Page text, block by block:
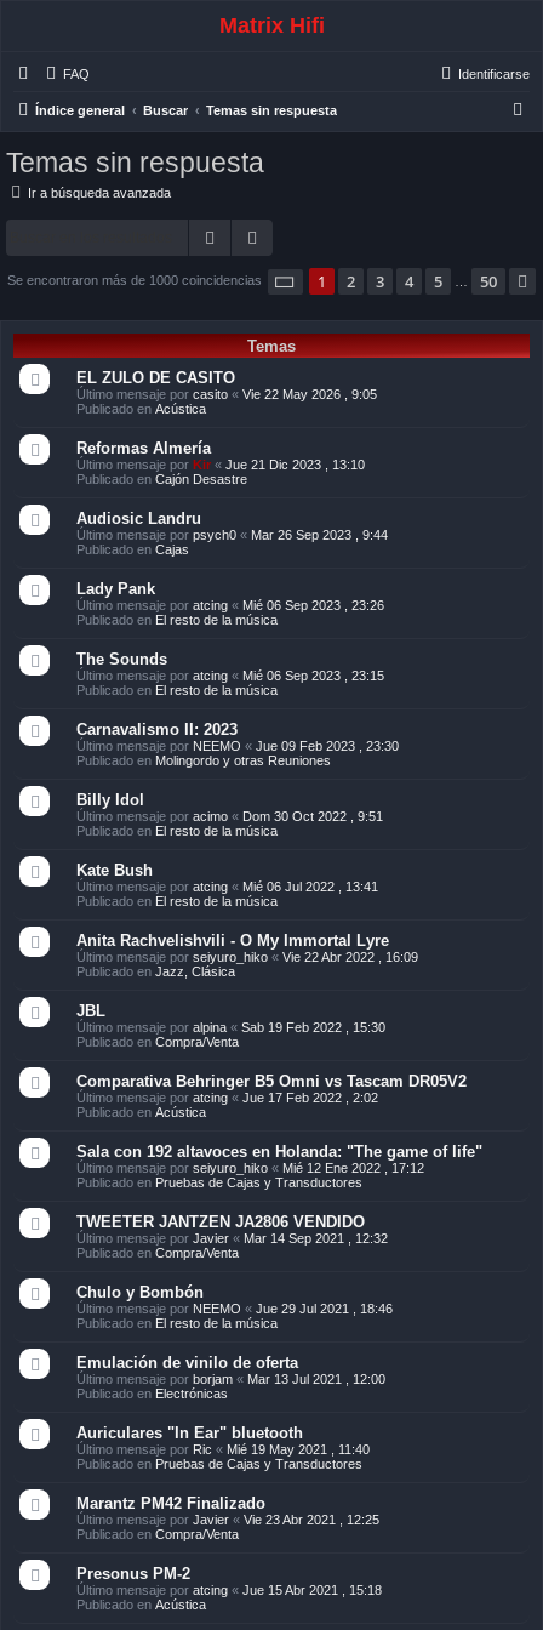
Matrix Hifi
FAQ Identificarse
Índice general Buscar Temas sin respuesta
Temas sin respuesta
Ir a búsqueda avanzada
Buscar
Se encontraron más de 1000 coincidencias Página de 50
1 2 3 4 5 50
Temas
EL ZULO DE CASITO
Último mensaje por casito « Vie 22 May 2026 , 9:05
Publicado en Acústica
Reformas Almería
Último mensaje por Kir « Jue 21 Dic 2023 , 13:10
Publicado en Cajón Desastre
Audiosic Landru
Último mensaje por psych0 « Mar 26 Sep 2023 , 9:44
Publicado en Cajas
Lady Pank
Último mensaje por atcing « Mié 06 Sep 2023 , 23:26
Publicado en El resto de la música
The Sounds
Último mensaje por atcing « Mié 06 Sep 2023 , 23:15
Publicado en El resto de la música
Carnavalismo II: 2023
Último mensaje por NEEMO « Jue 09 Feb 2023 , 23:30
Publicado en Molingordo y otras Reuniones
Billy Idol
Último mensaje por acimo « Dom 30 Oct 2022 , 9:51
Publicado en El resto de la música
Kate Bush
Último mensaje por atcing « Mié 06 Jul 2022 , 13:41
Publicado en El resto de la música
Anita Rachvelishvili - O My Immortal Lyre
Último mensaje por seiyuro_hiko « Vie 22 Abr 2022 , 16:09
Publicado en Jazz, Clásica
JBL
Último mensaje por alpina « Sab 19 Feb 2022 , 15:30
Publicado en Compra/Venta
Comparativa Behringer B5 Omni vs Tascam DR05V2
Último mensaje por atcing « Jue 17 Feb 2022 , 2:02
Publicado en Acústica
Sala con 192 altavoces en Holanda: "The game of life"
Último mensaje por seiyuro_hiko « Mié 12 Ene 2022 , 17:12
Publicado en Pruebas de Cajas y Transductores
TWEETER JANTZEN JA2806 VENDIDO
Último mensaje por Javier « Mar 14 Sep 2021 , 12:32
Publicado en Compra/Venta
Chulo y Bombón
Último mensaje por NEEMO « Jue 29 Jul 2021 , 18:46
Publicado en El resto de la música
Emulación de vinilo de oferta
Último mensaje por borjam « Mar 13 Jul 2021 , 12:00
Publicado en Electrónicas
Auriculares "In Ear" bluetooth
Último mensaje por Ric « Mié 19 May 2021 , 11:40
Publicado en Pruebas de Cajas y Transductores
Marantz PM42 Finalizado
Último mensaje por Javier « Vie 23 Abr 2021 , 12:25
Publicado en Compra/Venta
Presonus PM-2
Último mensaje por atcing « Jue 15 Abr 2021 , 15:18
Publicado en Acústica